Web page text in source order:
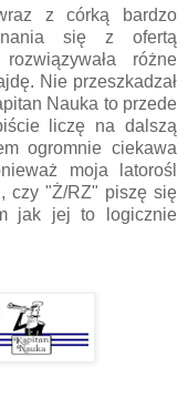
z córką bardzo
się z ofertą
różne
Nie przeszkadzał
Nauka to przede
liczę na dalszą
ogromnie ciekawa
moja latorośl
czy "Ż/RZ" piszę się
jak jej to logicznie